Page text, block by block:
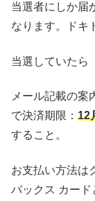
当選者にしか届
なります。ドキ
当選していたら
メール記載の案
で決済期限： 12
すること。
お支払い方法は
バックス カード